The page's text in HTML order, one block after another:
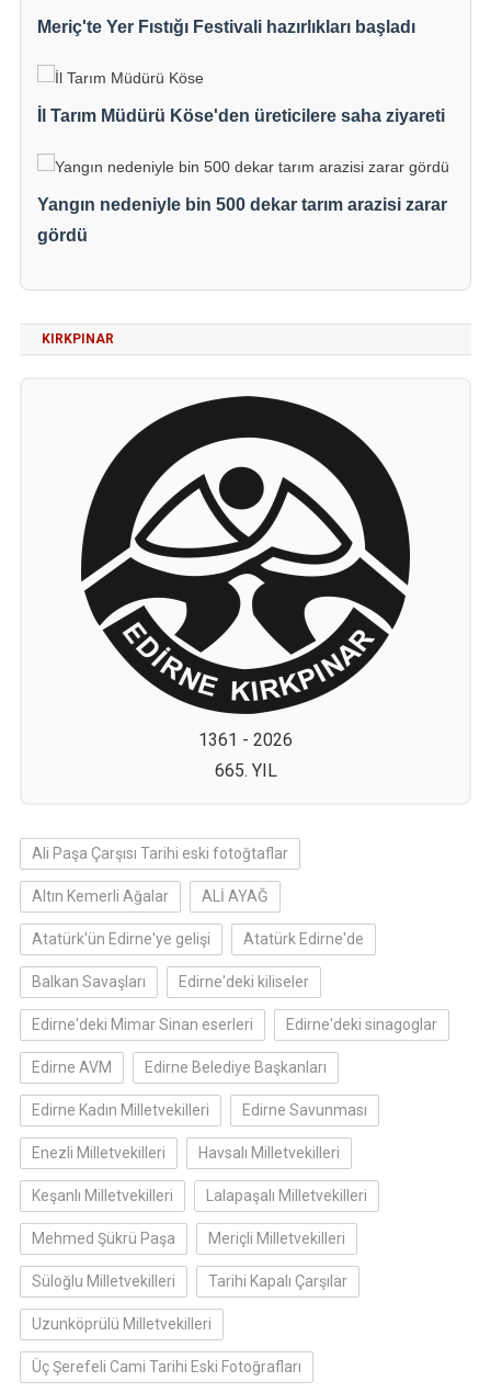
Meriç'te Yer Fıstığı Festivali hazırlıkları başladı
İl Tarım Müdürü Köse'den üreticilere saha ziyareti
Yangın nedeniyle bin 500 dekar tarım arazisi zarar
gördü
KIRKPINAR
1361 - 2026
665. YIL
Ali Paşa Çarşısı Tarihi eski fotoğtaflar
Altın Kemerli Ağalar ALİ AYAĞ
Atatürk'ün Edirne'ye gelişi Atatürk Edirne'de
Balkan Savaşları Edirne'deki kiliseler
Edirne'deki Mimar Sinan eserleri Edirne'deki sinagoglar
Edirne AVM Edirne Belediye Başkanları
Edirne Kadın Milletvekilleri Edirne Savunması
Enezli Milletvekilleri Havsalı Milletvekilleri
Keşanlı Milletvekilleri Lalapaşalı Milletvekilleri
Mehmed Şükrü Paşa Meriçli Milletvekilleri
Süloğlu Milletvekilleri Tarihi Kapalı Çarşılar
Uzunköprülü Milletvekilleri
Üç Şerefeli Cami Tarihi Eski Fotoğrafları